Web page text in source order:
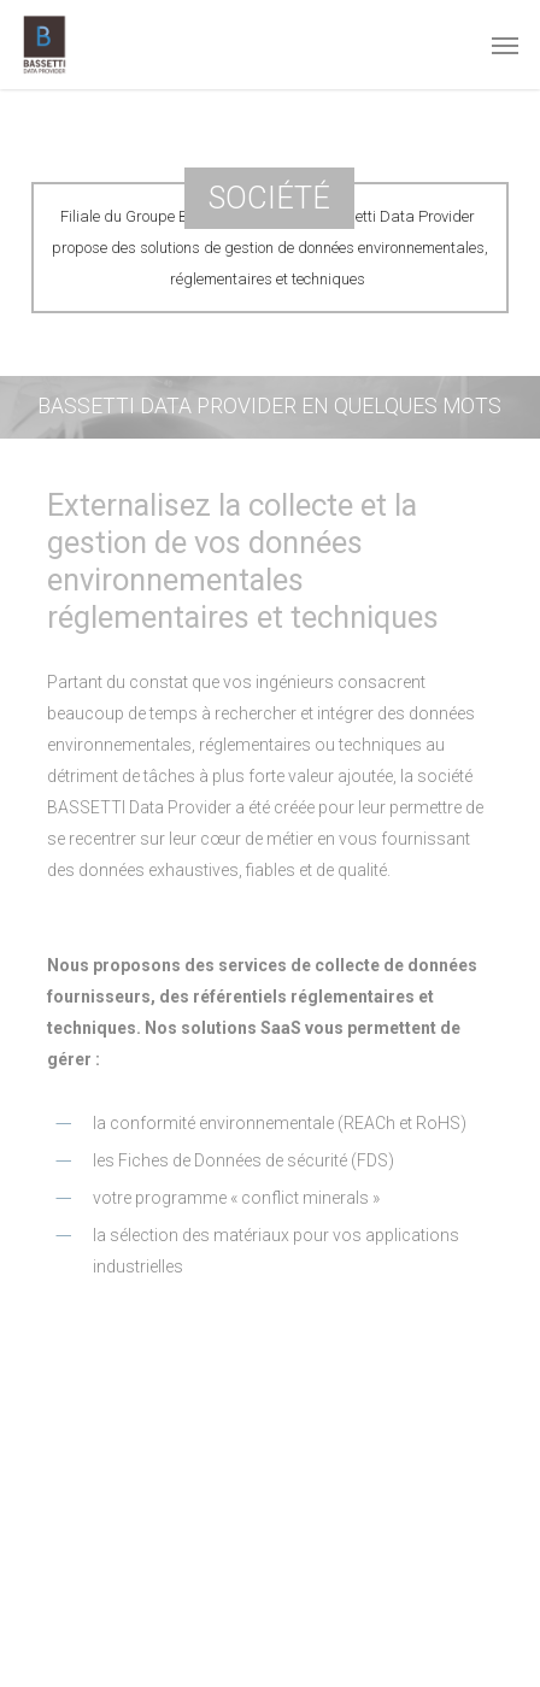
Skip
main
SOCIÉTÉ
Filiale du Groupe BASSETTI, la société Bassetti Data Provider
propose des solutions de gestion de données environnementales,
réglementaires et techniques
BASSETTI DATA PROVIDER EN QUELQUES MOTS
Externalisez la collecte et la
gestion de vos données
environnementales
réglementaires et techniques
Partant du constat que vos ingénieurs consacrent
beaucoup de temps à rechercher et intégrer des données
environnementales, réglementaires ou techniques au
détriment de tâches à plus forte valeur ajoutée, la société
BASSETTI Data Provider a été créée pour leur permettre de
se recentrer sur leur cœur de métier en vous fournissant
des données exhaustives, fiables et de qualité.
Nous proposons des services de collecte de données
fournisseurs, des référentiels réglementaires et
techniques. Nos solutions SaaS vous permettent de
gérer :
la conformité environnementale (REACh et RoHS)
les Fiches de Données de sécurité (FDS)
votre programme « conflict minerals »
la sélection des matériaux pour vos applications
industrielles